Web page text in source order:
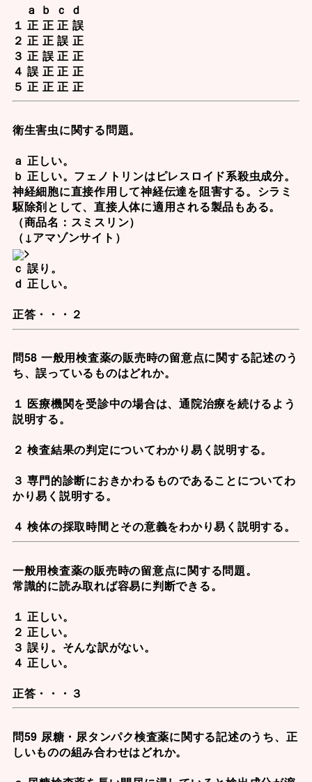
ａ ｂ ｃ ｄ
１ 正 正 正 誤
２ 正 正 誤 正
３ 正 誤 正 正
４ 誤 正 正 正
５ 正 正 正 正
衛生害虫に関する問題。
ａ 正しい。
ｂ 正しい。 フェノトリンはピレスロイド系殺虫成分。
神経細胞に直接作用して神経伝達を阻害する。 シラミ
駆除剤として、直接人体に適用される製品もある。
（商品名：スミスリン）
（↓アマゾンサイト）
>
ｃ 誤り。
ｄ 正しい。
正答・・・２
問58 一般用検査薬の販売時の留意点に関する記述のう
ち、誤っているものはどれか。
１ 医療機関を受診中の場合は、通院治療を続けるよう
説明する。
２ 検査結果の判定についてわかり易く説明する。
３ 専門的診断におきかわるものであることについてわ
かり易く説明する。
４ 検体の採取時間とその意義をわかり易く説明する。
一般用検査薬の販売時の留意点に関する問題。
常識的に読み取れば容易に判断できる。
１ 正しい。
２ 正しい。
３ 誤り。そんな訳がない。
４ 正しい。
正答・・・３
問59 尿糖・尿タンパク検査薬に関する記述のうち、正
しいものの組み合わせはどれか。